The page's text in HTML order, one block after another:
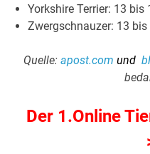
Yorkshire Terrier: 13 bis
Zwergschnauzer: 13
Quelle: apost.com und
Der 1.Online